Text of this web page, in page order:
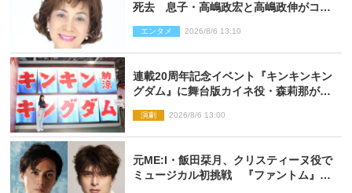
死去 息子・高嶋政宏と高嶋政伸がコメ
優しい母でした」
エンタメ 2026/8/6 13:10
連載20周年記念イベント『キンキンキン
グダム』に舞台版カイネ役・森莉那が潜
演劇 2026/8/6 13:00
元ME:I・飯田栞月、クリスティーヌ役で
ミュージカル初挑戦 『ファントム』